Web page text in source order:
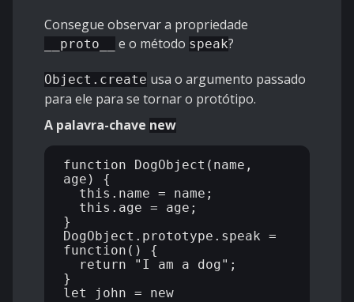
Consegue observar a propriedade
__proto__ e o método speak?
Object.create usa o argumento passado
para ele para se tornar o protótipo.
A palavra-chave new
function DogObject(name,
age) {
}
DogObject.prototype.speak =
function() {
}
let john = new